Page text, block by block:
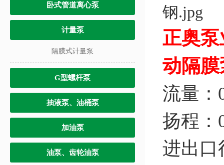
卧式管道离心泵
计量泵
隔膜式计量泵
G型螺杆泵
抽液泵、油桶泵
加油泵
油泵、齿轮油泵
正奥
动隔
流量：
扬程：
进出口